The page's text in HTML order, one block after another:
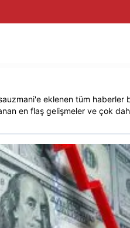
'e eklenen tüm haberler
en flaş gelişmeler ve çok